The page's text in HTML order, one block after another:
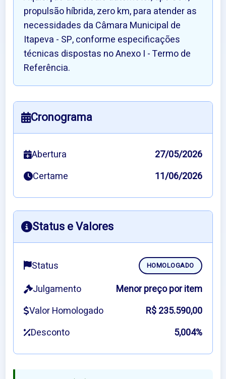
propulsão híbrida, zero km, para atender as
necessidades da Câmara Municipal de
Itapeva - SP, conforme especificações
técnicas dispostas no Anexo I - Termo de
Referência.
Cronograma
Abertura
27/05/2026
Certame
11/06/2026
Status e Valores
Status HOMOLOGADO
Julgamento
Menor preço por item
Valor Homologado
R$ 235.590,00
Desconto
5,004%